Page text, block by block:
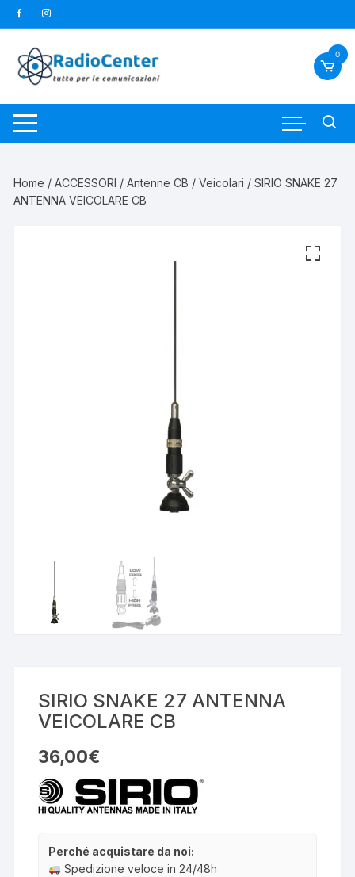
al
contenuto
0
Home /ACCESSORI /Antenne CB /Veicolari / SIRIO SNAKE 27
ANTENNA VEICOLARE CB
SIRIO SNAKE 27 ANTENNA
VEICOLARE CB
36,00€
Perché acquistare da noi:
Spedizione veloce in 24/48h